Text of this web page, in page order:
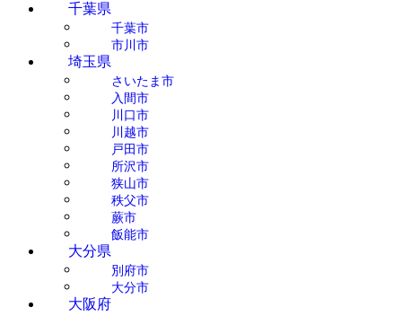
千葉県
千葉市
市川市
埼玉県
さいたま市
入間市
川口市
川越市
戸田市
所沢市
狭山市
秩父市
蕨市
飯能市
大分県
別府市
大分市
大阪府